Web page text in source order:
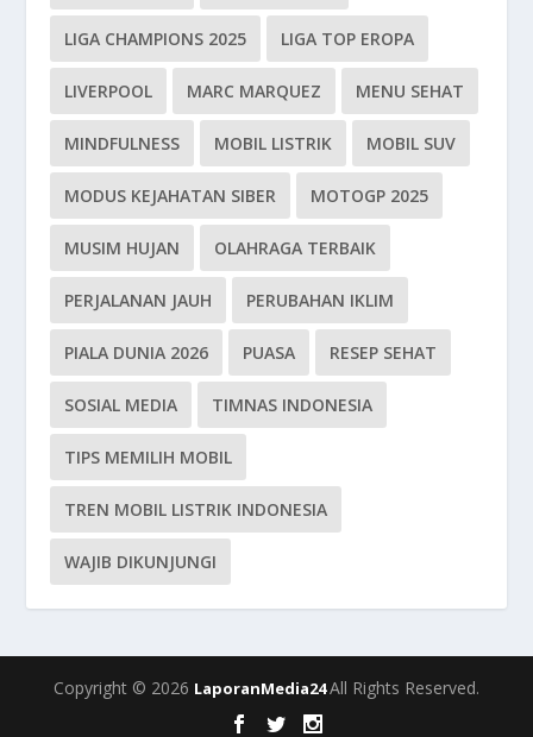
LIGA CHAMPIONS 2025 LIGA TOP EROPA
LIVERPOOL MARC MARQUEZ MENU SEHAT
MINDFULNESS MOBIL LISTRIK MOBIL SUV
MODUS KEJAHATAN SIBER MOTOGP 2025
MUSIM HUJAN OLAHRAGA TERBAIK
PERJALANAN JAUH PERUBAHAN IKLIM
PIALA DUNIA 2026 PUASA RESEP SEHAT
SOSIAL MEDIA TIMNAS INDONESIA
TIPS MEMILIH MOBIL
TREN MOBIL LISTRIK INDONESIA
WAJIB DIKUNJUNGI
Copyright © 2026 LaporanMedia24All Rights Reserved.